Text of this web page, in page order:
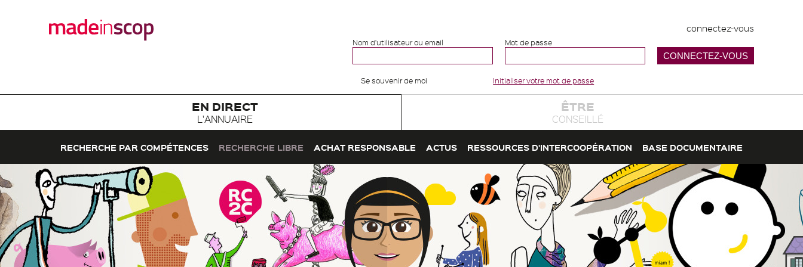
connectez-vous
Nom d'utilisateur ou email Mot de passe
Se souvenir de moi Initialiser votre mot de passe
EN DIRECT
L'ANNUAIRE
ÊTRE
CONSEILLÉ
RECHERCHE PAR COMPÉTENCES RECHERCHE LIBRE ACHAT RESPONSABLE ACTUS RESSOURCES D'INTERCOOPÉRATION BASE DOCUMENTAIRE